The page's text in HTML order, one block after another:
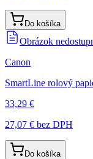
Do košíka
Obrázok
Canon
SmartLine rolový
33,29 €
27,07 € bez DPH
Do košíka